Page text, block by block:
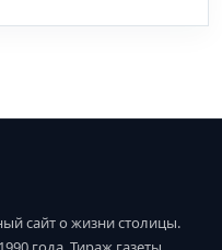
сайт о жизни столицы.